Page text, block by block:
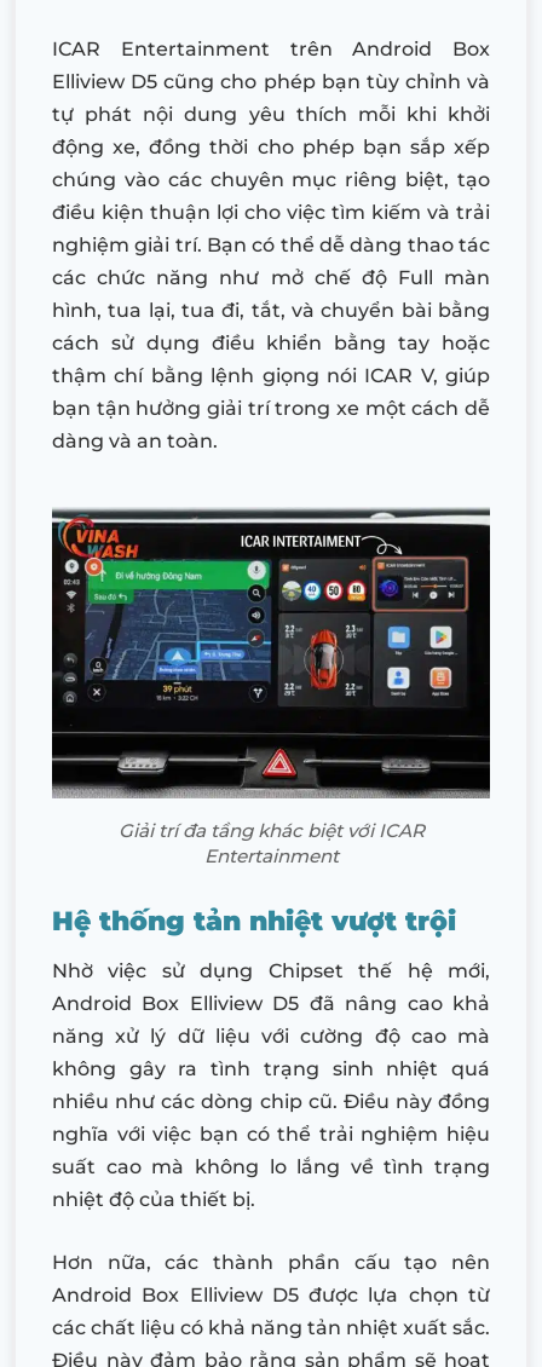
ICAR Entertainment trên Android Box
Elliview D5 cũng cho phép bạn tùy chỉnh và
tự phát nội dung yêu thích mỗi khi khởi
động xe, đồng thời cho phép bạn sắp xếp
chúng vào các chuyên mục riêng biệt, tạo
điều kiện thuận lợi cho việc tìm kiếm và trải
nghiệm giải trí. Bạn có thể dễ dàng thao tác
các chức năng như mở chế độ Full màn
hình, tua lại, tua đi, tắt, và chuyển bài bằng
cách sử dụng điều khiển bằng tay hoặc
thậm chí bằng lệnh giọng nói ICAR V, giúp
bạn tận hưởng giải trí trong xe một cách dễ
dàng và an toàn.
Giải trí đa tầng khác biệt với ICAR
Entertainment
Hệ thống tản nhiệt vượt trội
Nhờ việc sử dụng Chipset thế hệ mới,
Android Box Elliview D5 đã nâng cao khả
năng xử lý dữ liệu với cường độ cao mà
không gây ra tình trạng sinh nhiệt quá
nhiều như các dòng chip cũ. Điều này đồng
nghĩa với việc bạn có thể trải nghiệm hiệu
suất cao mà không lo lắng về tình trạng
nhiệt độ của thiết bị.
Hơn nữa, các thành phần cấu tạo nên
Android Box Elliview D5 được lựa chọn từ
các chất liệu có khả năng tản nhiệt xuất sắc.
Điều này đảm bảo rằng sản phẩm sẽ hoạt